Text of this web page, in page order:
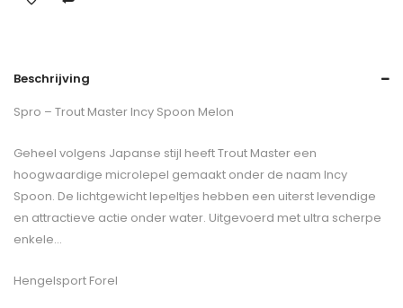
Beschrijving
Spro – Trout Master Incy Spoon Melon
Geheel volgens Japanse stijl heeft Trout Master een
hoogwaardige microlepel gemaakt onder de naam Incy
Spoon. De lichtgewicht lepeltjes hebben een uiterst levendige
en attractieve actie onder water. Uitgevoerd met ultra scherpe
enkele…
Hengelsport Forel